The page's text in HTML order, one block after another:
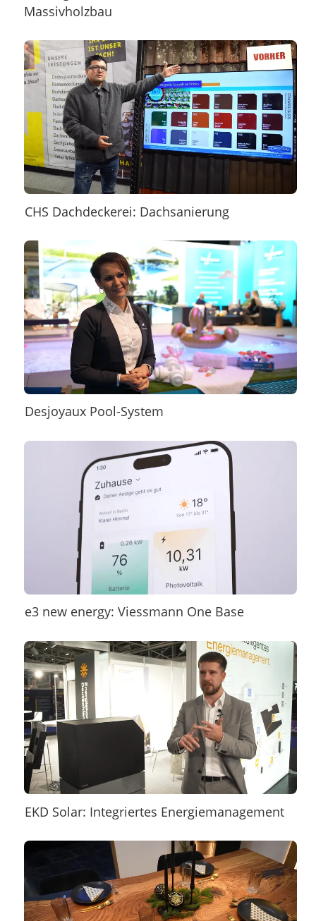
Massivholzbau
CHS Dachdeckerei: Dachsanierung
Desjoyaux Pool-System
e3 new energy: Viessmann One Base
EKD Solar: Integriertes Energiemanagement